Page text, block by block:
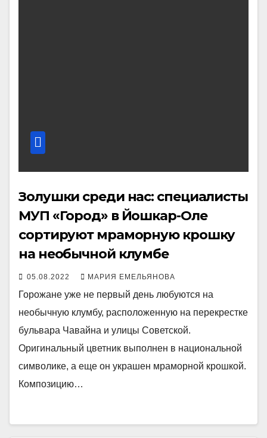
Золушки среди нас: специалисты
МУП «Город» в Йошкар-Оле
сортируют мраморную крошку
на необычной клумбе
05.08.2022 МАРИЯ ЕМЕЛЬЯНОВА
Горожане уже не первый день любуются на
необычную клумбу, расположенную на перекрестке
бульвара Чавайна и улицы Советской.
Оригинальный цветник выполнен в национальной
символике, а еще он украшен мраморной крошкой.
Композицию…